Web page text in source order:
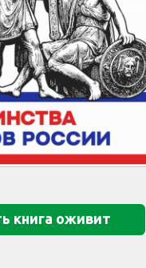
книга оживит